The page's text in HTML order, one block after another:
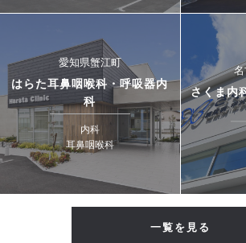
愛知県蟹江町
はらた耳鼻咽喉科・呼吸器内
科
内科
耳鼻咽喉科
さくま内
一覧を見る